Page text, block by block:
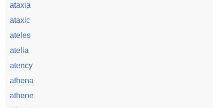
ataxia
ataxic
ateles
atelia
atency
athena
athene